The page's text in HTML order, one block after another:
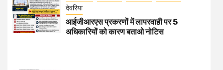
देवरिया
आईजीआरएस प्रकरणों में लापरवाही पर 5
अधिकारियों को कारण बताओ नोटिस